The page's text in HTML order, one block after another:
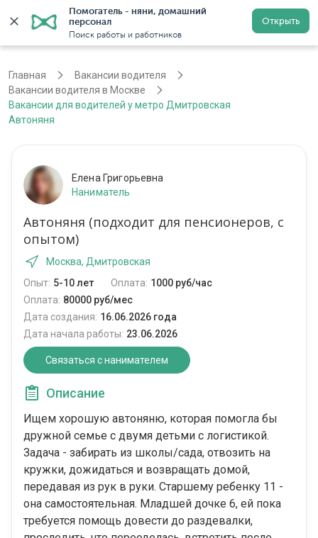
Помогатель - няни, домашний
персонал
Поиск работы и работников
Открыть
Регистрация
Главная
Вакансии водителя
Вакансии водителя в Москве
Вакансии для водителей у метро Дмитровская
Автоняня
Елена Григорьевна
Наниматель
Автоняня (подходит для пенсионеров, с
опытом)
Москва, Дмитровская
Опыт: 5-10 лет Оплата: 1000 руб/час
Оплата: 80000 руб/мес
Дата создания: 16.06.2026 года
Дата начала работы: 23.06.2026
Связаться с нанимателем
Описание
Ищем хорошую автоняню, которая помогла бы
дружной семье с двумя детьми с логистикой.
Задача - забирать из школы/сада, отвозить на
кружки, дожидаться и возвращать домой,
передавая из рук в руки. Старшему ребенку 11 -
она самостоятельная. Младшей дочке 6, ей пока
требуется помощь довести до раздевалки,